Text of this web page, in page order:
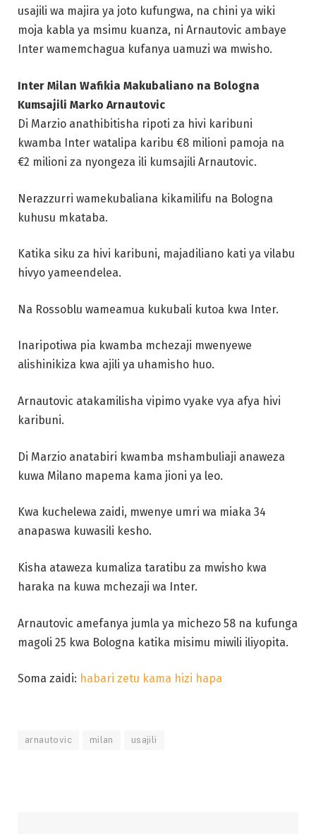
usajili wa majira ya joto kufungwa, na chini ya wiki
moja kabla ya msimu kuanza, ni Arnautovic ambaye
Inter wamemchagua kufanya uamuzi wa mwisho.
Inter Milan Wafikia Makubaliano na Bologna
Kumsajili Marko Arnautovic
Di Marzio anathibitisha ripoti za hivi karibuni
kwamba Inter watalipa karibu €8 milioni pamoja na
€2 milioni za nyongeza ili kumsajili Arnautovic.
Nerazzurri wamekubaliana kikamilifu na Bologna
kuhusu mkataba.
Katika siku za hivi karibuni, majadiliano kati ya vilabu
hivyo yameendelea.
Na Rossoblu wameamua kukubali kutoa kwa Inter.
Inaripotiwa pia kwamba mchezaji mwenyewe
alishinikiza kwa ajili ya uhamisho huo.
Arnautovic atakamilisha vipimo vyake vya afya hivi
karibuni.
Di Marzio anatabiri kwamba mshambuliaji anaweza
kuwa Milano mapema kama jioni ya leo.
Kwa kuchelewa zaidi, mwenye umri wa miaka 34
anapaswa kuwasili kesho.
Kisha ataweza kumaliza taratibu za mwisho kwa
haraka na kuwa mchezaji wa Inter.
Arnautovic amefanya jumla ya michezo 58 na kufunga
magoli 25 kwa Bologna katika misimu miwili iliyopita.
Soma zaidi: habari zetu kama hizi hapa
arnautovic milan usajili